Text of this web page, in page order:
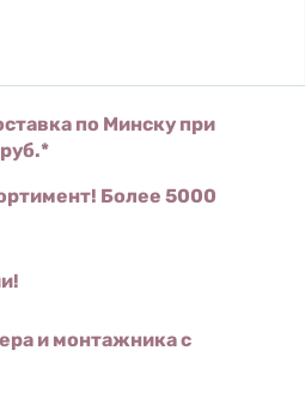
по Минску при
Более 5000
и монтажника с